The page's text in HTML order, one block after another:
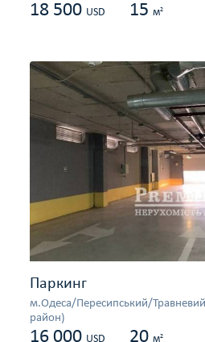
18 500 USD 15 м2
Паркинг
м.Одеса/Пересипський/
район)
16 000 USD 20 м2